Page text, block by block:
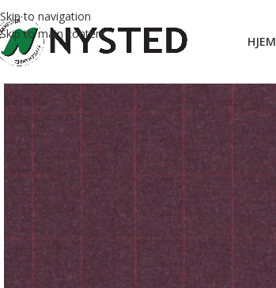
Skip to navigation
Skip to main content
HJEM